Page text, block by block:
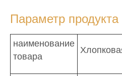
Параметр
наименование
товара